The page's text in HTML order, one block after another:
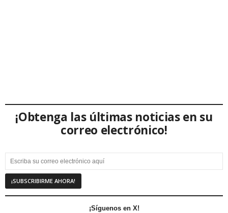
¡Obtenga las últimas noticias en su
correo electrónico!
¡Síguenos en X!